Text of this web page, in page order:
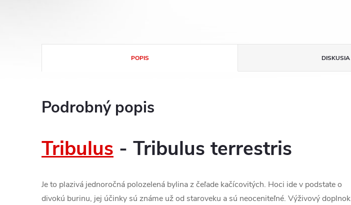
POPIS DISKUSIA
Podrobný popis
Tribulus - Tribulus terrestris
Je to plazivá jednoročná polozelená bylina z čeľade kačícovitých. Hoci ide v podstate o
divokú burinu, jej účinky sú známe už od staroveku a sú neoceniteľné. Výživový doplnok